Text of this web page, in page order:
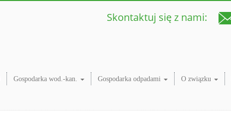
Skontaktuj się z nami:
Gospodarka wod.-kan. Gospodarka odpadami O związku